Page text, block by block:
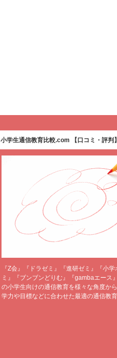
小学生通信教育比較.com 【口コミ・評判】
『Z会』『ドラゼミ』『進研ゼミ』『小
ミ』『ブンブンどりむ』『gambaエース
の小学生向けの通信教育を様々な角度か
学力や目標などに合わせた最適の通信教